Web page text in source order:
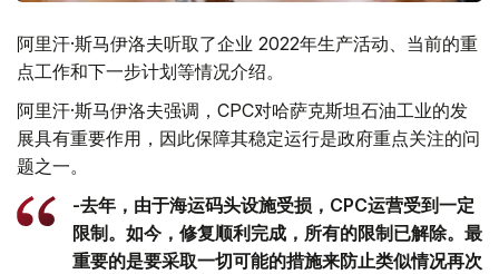
阿里汗·斯马伊洛夫听取了企业 2022年生产活动、当前的重
点工作和下一步计划等情况介绍。
阿里汗·斯马伊洛夫强调，CPC对哈萨克斯坦石油工业的发
展具有重要作用，因此保障其稳定运行是政府重点关注的问
题之一。
-去年，由于海运码头设施受损，CPC运营受到一定
限制。如今，修复顺利完成，所有的限制已解除。最
重要的是要采取一切可能的措施来防止类似情况再次